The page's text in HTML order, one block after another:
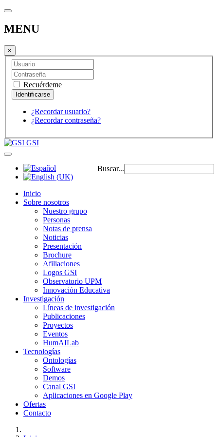
MENU
×
Recuérdeme
¿Recordar usuario?
¿Recordar contraseña?
GSI
Buscar...
Inicio
Sobre nosotros
Nuestro grupo
Personas
Notas de prensa
Noticias
Presentación
Brochure
Afiliaciones
Logos GSI
Observatorio UPM
Innovación Educativa
Investigación
Líneas de investigación
Publicaciones
Proyectos
Eventos
HumAILab
Tecnologías
Ontologías
Software
Demos
Canal GSI
Aplicaciones en Google Play
Ofertas
Contacto